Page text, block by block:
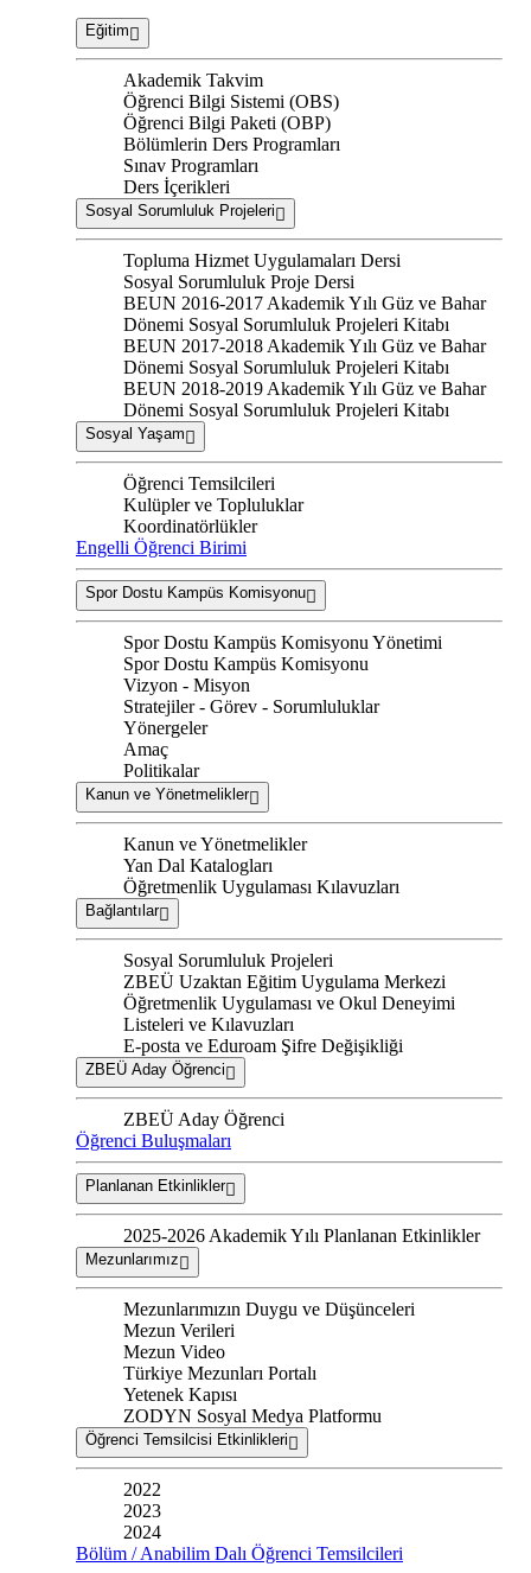
Eğitim
Akademik Takvim
Öğrenci Bilgi Sistemi (OBS)
Öğrenci Bilgi Paketi (OBP)
Bölümlerin Ders Programları
Sınav Programları
Ders İçerikleri
Sosyal Sorumluluk Projeleri
Topluma Hizmet Uygulamaları Dersi
Sosyal Sorumluluk Proje Dersi
BEUN 2016-2017 Akademik Yılı Güz ve Bahar
Dönemi Sosyal Sorumluluk Projeleri Kitabı
BEUN 2017-2018 Akademik Yılı Güz ve Bahar
Dönemi Sosyal Sorumluluk Projeleri Kitabı
BEUN 2018-2019 Akademik Yılı Güz ve Bahar
Dönemi Sosyal Sorumluluk Projeleri Kitabı
Sosyal Yaşam
Öğrenci Temsilcileri
Kulüpler ve Topluluklar
Koordinatörlükler
Engelli Öğrenci Birimi
Spor Dostu Kampüs Komisyonu
Spor Dostu Kampüs Komisyonu Yönetimi
Spor Dostu Kampüs Komisyonu
Vizyon - Misyon
Stratejiler - Görev - Sorumluluklar
Yönergeler
Amaç
Politikalar
Kanun ve Yönetmelikler
Kanun ve Yönetmelikler
Yan Dal Katalogları
Öğretmenlik Uygulaması Kılavuzları
Bağlantılar
Sosyal Sorumluluk Projeleri
ZBEÜ Uzaktan Eğitim Uygulama Merkezi
Öğretmenlik Uygulaması ve Okul Deneyimi
Listeleri ve Kılavuzları
E-posta ve Eduroam Şifre Değişikliği
ZBEÜ Aday Öğrenci
ZBEÜ Aday Öğrenci
Öğrenci Buluşmaları
Planlanan Etkinlikler
2025-2026 Akademik Yılı Planlanan Etkinlikler
Mezunlarımız
Mezunlarımızın Duygu ve Düşünceleri
Mezun Verileri
Mezun Video
Türkiye Mezunları Portalı
Yetenek Kapısı
ZODYN Sosyal Medya Platformu
Öğrenci Temsilcisi Etkinlikleri
2022
2023
2024
Bölüm / Anabilim Dalı Öğrenci Temsilcileri